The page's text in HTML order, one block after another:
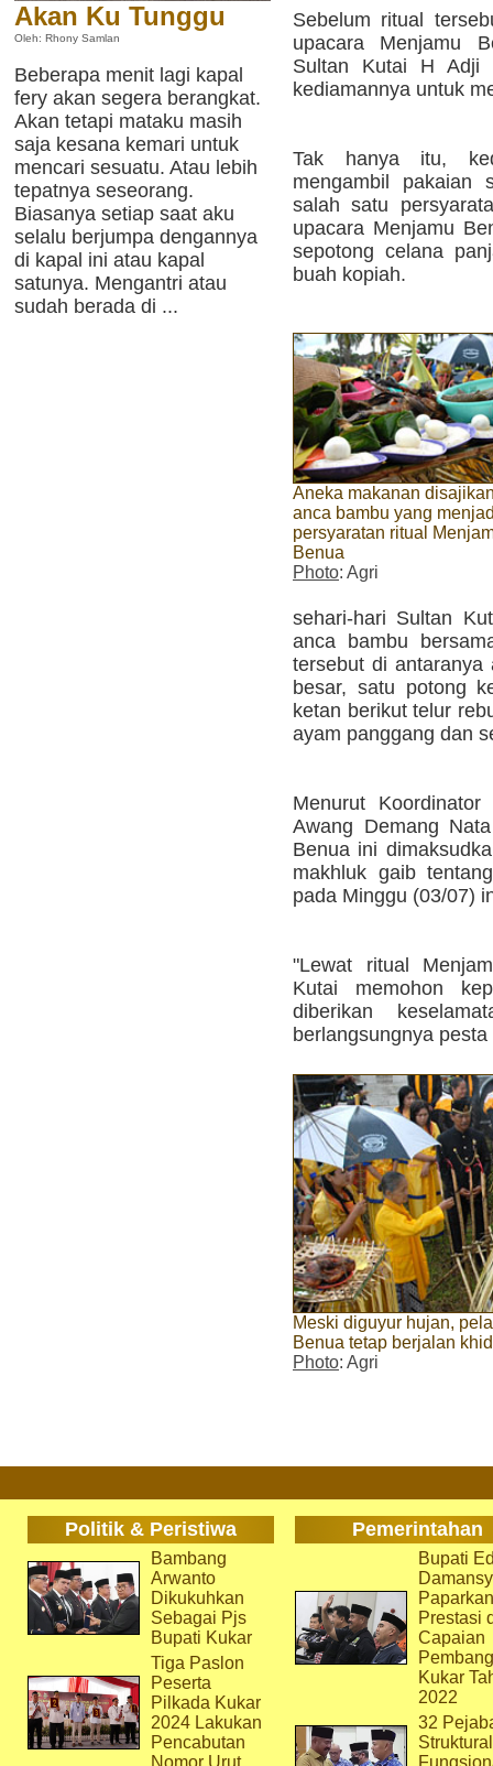
Akan Ku Tunggu
Oleh: Rhony Samlan
Beberapa menit lagi kapal
fery akan segera berangkat.
Akan tetapi mataku masih
saja kesana kemari untuk
mencari sesuatu. Atau lebih
tepatnya seseorang.
Biasanya setiap saat aku
selalu berjumpa dengannya
di kapal ini atau kapal
satunya. Mengantri atau
sudah berada di ...
Sebelum ritual
upacara Menjamu
Sultan Kutai H Adji
kediamannya untuk
Tak hanya itu,
mengambil pakaian
salah satu
upacara Menjamu
sepotong celana
buah kopiah.
Aneka makanan
anca bambu yang
persyaratan ritual
Benua
Photo: Agri
sehari-hari Sultan
anca bambu
tersebut di antaranya
besar, satu potong
ketan berikut telur
ayam panggang dan
Menurut
Awang Demang
Benua ini
makhluk gaib
pada Minggu (03/07)
"Lewat ritual
Kutai memohon
diberikan
berlangsungnya
Meski diguyur hujan,
Benua tetap berjalan
Photo: Agri
Politik & Peristiwa Pemerintahan
Bambang
Arwanto
Dikukuhkan
Sebagai Pjs
Bupati Kukar
Tiga Paslon
Peserta
Pilkada Kukar
2024 Lakukan
Pencabutan
Nomor Urut
Bupati
Paparkan
Prestasi
Capaian
Kukar
2022
32